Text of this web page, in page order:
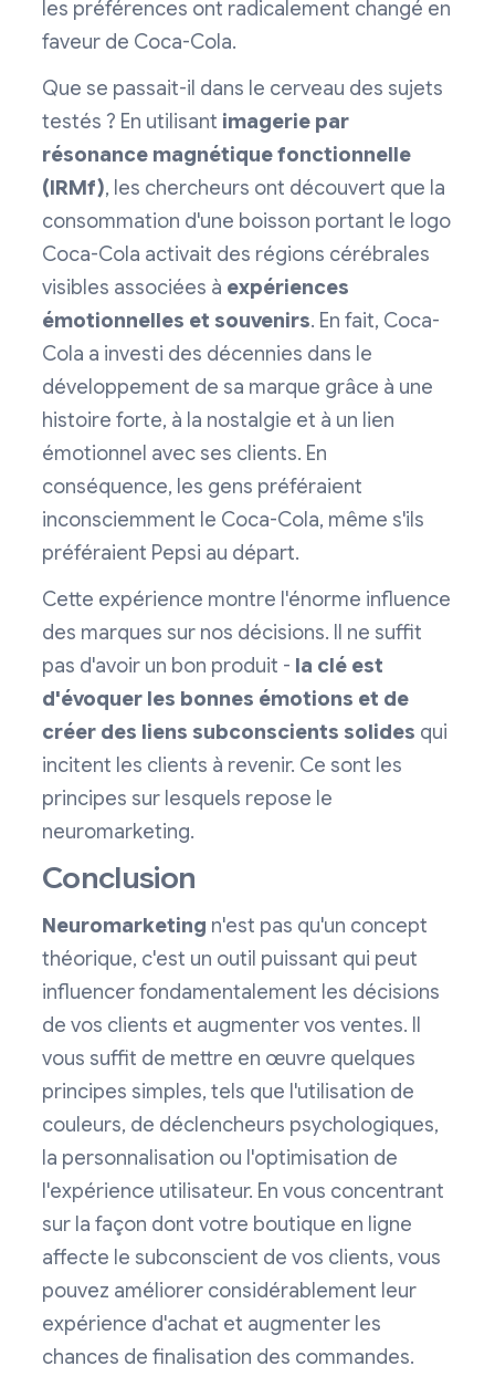
les préférences ont radicalement changé en
faveur de Coca-Cola.
Que se passait-il dans le cerveau des sujets
testés ? En utilisant imagerie par
résonance magnétique fonctionnelle
(IRMf), les chercheurs ont découvert que la
consommation d'une boisson portant le logo
Coca-Cola activait des régions cérébrales
visibles associées à expériences
émotionnelles et souvenirs. En fait, Coca-
Cola a investi des décennies dans le
développement de sa marque grâce à une
histoire forte, à la nostalgie et à un lien
émotionnel avec ses clients. En
conséquence, les gens préféraient
inconsciemment le Coca-Cola, même s'ils
préféraient Pepsi au départ.
Cette expérience montre l'énorme influence
des marques sur nos décisions. Il ne suffit
pas d'avoir un bon produit - la clé est
d'évoquer les bonnes émotions et de
créer des liens subconscients solides qui
incitent les clients à revenir. Ce sont les
principes sur lesquels repose le
neuromarketing.
Conclusion
Neuromarketing n'est pas qu'un concept
théorique, c'est un outil puissant qui peut
influencer fondamentalement les décisions
de vos clients et augmenter vos ventes. Il
vous suffit de mettre en œuvre quelques
principes simples, tels que l'utilisation de
couleurs, de déclencheurs psychologiques,
la personnalisation ou l'optimisation de
l'expérience utilisateur. En vous concentrant
sur la façon dont votre boutique en ligne
affecte le subconscient de vos clients, vous
pouvez améliorer considérablement leur
expérience d'achat et augmenter les
chances de finalisation des commandes.